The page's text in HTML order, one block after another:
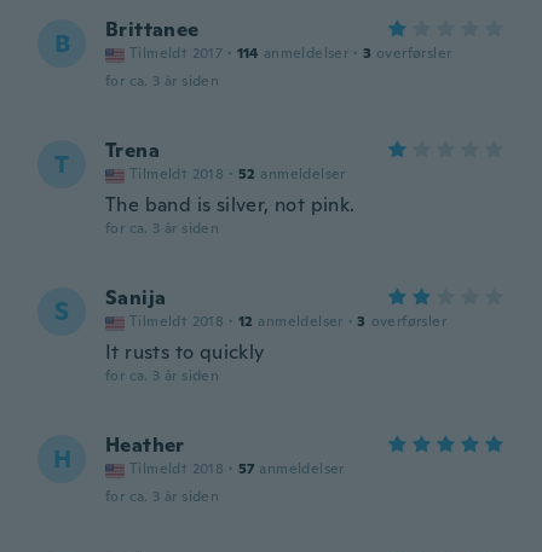
B Brittanee
Tilmeldt 2017 · 114 anmeldelser · 3 overførsler
for ca. 3 år siden
T Trena
Tilmeldt 2018 · 52 anmeldelser
The band is silver, not pink.
for ca. 3 år siden
S Sanija
Tilmeldt 2018 · 12 anmeldelser · 3 overførsler
It rusts to quickly
for ca. 3 år siden
H Heather
Tilmeldt 2018 · 57 anmeldelser
for ca. 3 år siden